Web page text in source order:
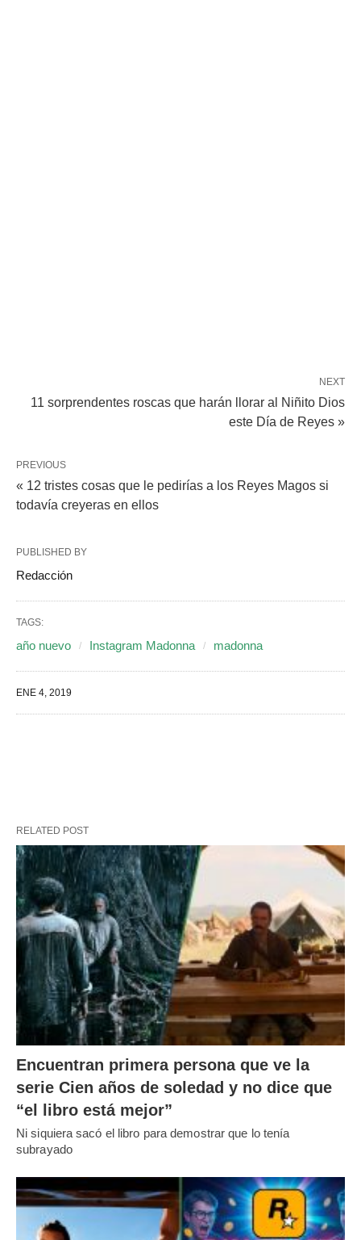
NEXT
11 sorprendentes roscas que harán llorar al Niñito Dios
este Día de Reyes »
PREVIOUS
« 12 tristes cosas que le pedirías a los Reyes Magos si
todavía creyeras en ellos
PUBLISHED BY
Redacción
TAGS:
año nuevo Instagram Madonna madonna
ENE 4, 2019
RELATED POST
Encuentran primera persona que ve la
serie Cien años de soledad y no dice que
“el libro está mejor”
Ni siquiera sacó el libro para demostrar que lo tenía
subrayado